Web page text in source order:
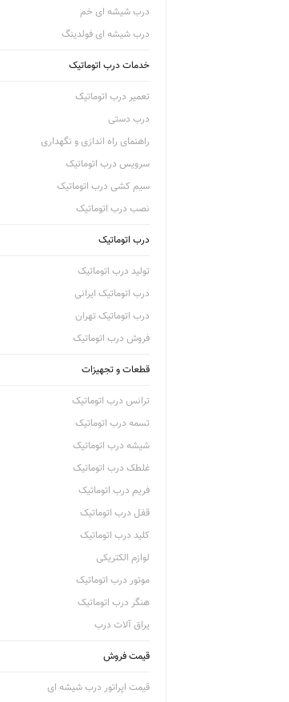
درب شیشه ای خم
درب شیشه ای فولدینگ
خدمات درب اتوماتیک
تعمیر درب اتوماتیک
درب دستی
راهنمای راه اندازی و نگهداری
سرویس درب اتوماتیک
سیم کشی درب اتوماتیک
نصب درب اتوماتیک
درب اتوماتیک
تولید درب اتوماتیک
درب اتوماتیک ایرانی
درب اتوماتیک تهران
فروش درب اتوماتیک
قطعات و تجهیزات
ترانس درب اتوماتیک
تسمه درب اتوماتیک
شیشه درب اتوماتیک
غلطک درب اتوماتیک
فریم درب اتوماتیک
قفل درب اتوماتیک
کلید درب اتوماتیک
لوازم الکتریکی
موتور درب اتوماتیک
هنگر درب اتوماتیک
یراق آلات درب
قیمت فروش
قیمت اپراتور درب شیشه ای